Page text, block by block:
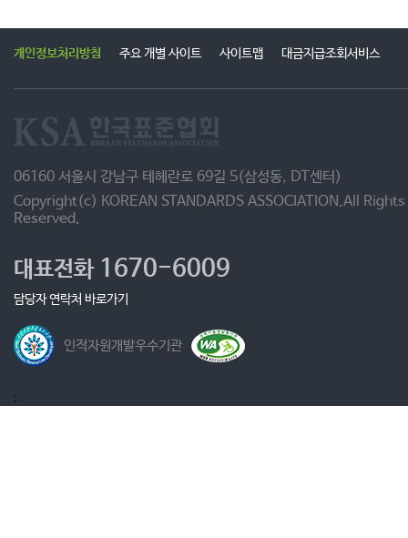
개인정보처리방침 주요 개별 사이트 사이트맵 대금지급조회서비스
06160 서울시 강남구 테헤란로 69길 5(삼성동, DT센터)
Copyright(c) KOREAN STANDARDS ASSOCIATION.All Rights
Reserved.
대표전화1670-6009
담당자 연락처 바로가기
인적자원개발우수기관
;